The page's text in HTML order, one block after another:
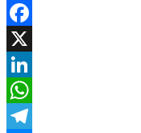
Facebook
X
LinkedIn
WhatsApp